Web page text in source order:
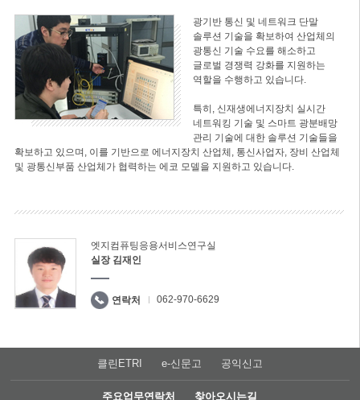
광기반 통신 및 네트워크 단말
솔루션 기술을 확보하여 산업체의
광통신 기술 수요를 해소하고
글로벌 경쟁력 강화를 지원하는
역할을 수행하고 있습니다.
특히, 신재생에너지장치 실시간
네트워킹 기술 및 스마트 광분배망
관리 기술에 대한 솔루션 기술들을
확보하고 있으며, 이를 기반으로 에너지장치 산업체, 통신사업자, 장비 산업체
및 광통신부품 산업체가 협력하는 에코 모델을 지원하고 있습니다.
엣지컴퓨팅응용서비스연구실
실장 김재인
연락처 062-970-6629
클린ETRI e-신문고 공익신고
주요업무연락처 찾아오시는길